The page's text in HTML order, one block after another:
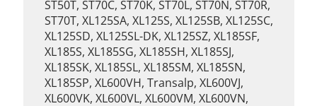
ST50T, ST70C, ST70K, ST70L, ST70N, ST70R,
ST70T, XL125SA, XL125S, XL125SB, XL125SC,
XL125SD, XL125SL-DK, XL125SZ, XL185SF,
XL185S, XL185SG, XL185SH, XL185SJ,
XL185SK, XL185SL, XL185SM, XL185SN,
XL185SP, XL600VH, Transalp, XL600VJ,
XL600VK, XL600VL, XL600VM, XL600VN,